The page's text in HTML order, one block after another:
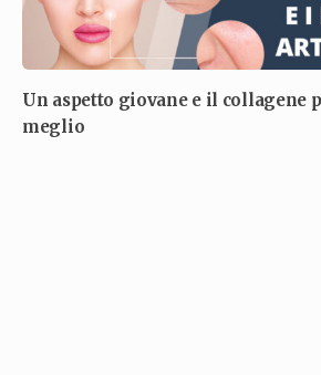
Un aspetto giovane e il collagene
meglio